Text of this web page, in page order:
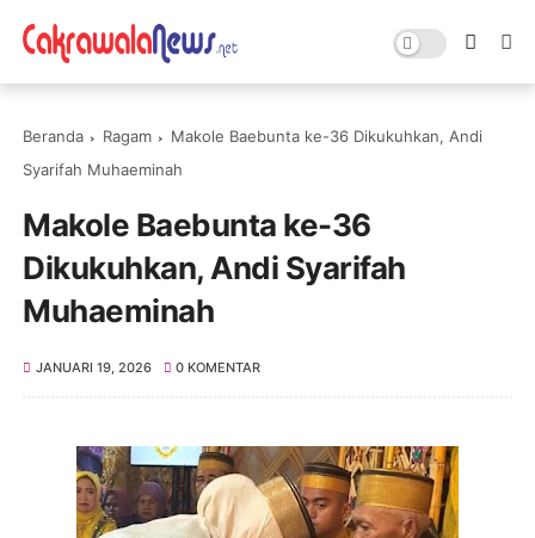
Beranda Ragam
Makole Baebunta ke-36 Dikukuhkan, Andi
Syarifah Muhaeminah
Makole Baebunta ke-36
Dikukuhkan, Andi Syarifah
Muhaeminah
JANUARI 19, 2026 0 KOMENTAR